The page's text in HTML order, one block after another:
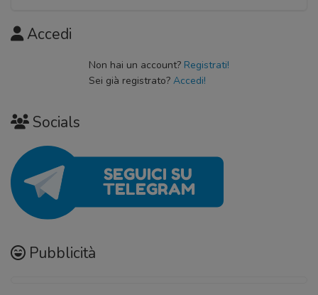
Accedi
Non hai un account? Registrati!
Sei già registrato? Accedi!
Socials
Pubblicità